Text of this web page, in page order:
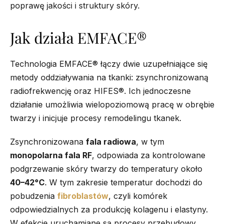
poprawę jakości i struktury skóry.
Jak działa EMFACE®
Technologia EMFACE® łączy dwie uzupełniające się
metody oddziaływania na tkanki: zsynchronizowaną
radiofrekwencję oraz HIFES®. Ich jednoczesne
działanie umożliwia wielopoziomową pracę w obrębie
twarzy i inicjuje procesy remodelingu tkanek.
Zsynchronizowana fala radiowa, w tym
monopolarna fala RF, odpowiada za kontrolowane
podgrzewanie skóry twarzy do temperatury około
40–42°C. W tym zakresie temperatur dochodzi do
pobudzenia fibroblastów, czyli komórek
odpowiedzialnych za produkcję kolagenu i elastyny.